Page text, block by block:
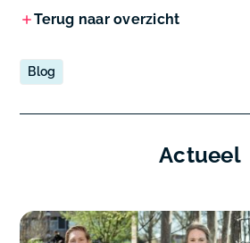
Terug naar overzicht
Blog
Actueel